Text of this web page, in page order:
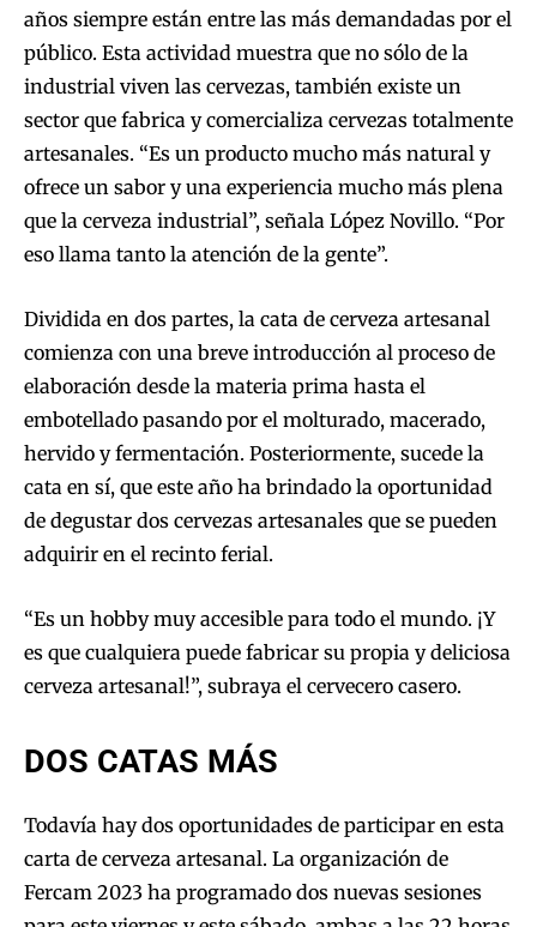
años siempre están entre las más demandadas por el
público. Esta actividad muestra que no sólo de la
industrial viven las cervezas, también existe un
sector que fabrica y comercializa cervezas totalmente
artesanales. “Es un producto mucho más natural y
ofrece un sabor y una experiencia mucho más plena
que la cerveza industrial”, señala López Novillo. “Por
eso llama tanto la atención de la gente”.
Dividida en dos partes, la cata de cerveza artesanal
comienza con una breve introducción al proceso de
elaboración desde la materia prima hasta el
embotellado pasando por el molturado, macerado,
hervido y fermentación. Posteriormente, sucede la
cata en sí, que este año ha brindado la oportunidad
de degustar dos cervezas artesanales que se pueden
adquirir en el recinto ferial.
“Es un hobby muy accesible para todo el mundo. ¡Y
es que cualquiera puede fabricar su propia y deliciosa
cerveza artesanal!”, subraya el cervecero casero.
DOS CATAS MÁS
Todavía hay dos oportunidades de participar en esta
carta de cerveza artesanal. La organización de
Fercam 2023 ha programado dos nuevas sesiones